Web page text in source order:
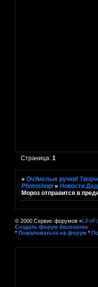
Страница:1
»ОчУмелые ручки!
Photoshop/ »Новости
Мороз отправится в
© 2000 Сервис форумов «
Создать форум бесплатно
* Пожаловаться на форум *